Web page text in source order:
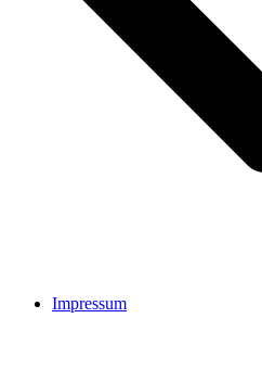
Impressum